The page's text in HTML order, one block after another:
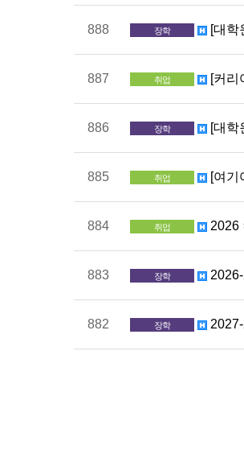
888 장학 [대학
887 취업 [커리
886 장학 [대학
885 취업 [여기
884 취업 2026
883 장학
882 장학